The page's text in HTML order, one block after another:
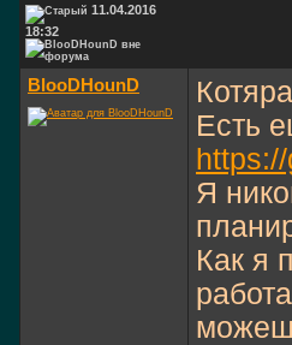
11.04.2016
18:32
BlooDHounD
Есть
Я
Как я